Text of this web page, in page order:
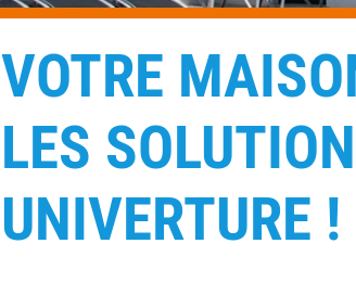
VOTRE
LES
UNIVERTURE !